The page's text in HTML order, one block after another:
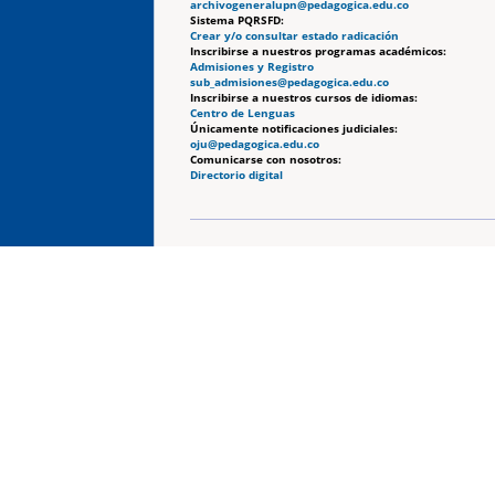
archivogeneralupn@pedagogica.edu.co
Sistema PQRSFD:
Crear y/o consultar estado radicación
Inscribirse a nuestros programas académicos:
Admisiones y Registro
sub_admisiones@pedagogica.edu.co
Inscribirse a nuestros cursos de idiomas:
Centro de Lenguas
Únicamente notificaciones judiciales:
oju@pedagogica.edu.co
Comunicarse con nosotros:
Directorio digital